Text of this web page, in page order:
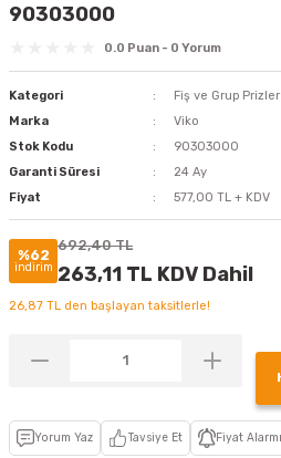
90303000
0.0 Puan - 0 Yorum
Kategori Fiş ve Grup Prizler
Marka
Viko
Stok Kodu
90303000
Garanti Süresi
24 Ay
Fiyat
577,00 TL + KDV
%62
indirim
692,40 TL
263,11 TL KDV Dahil
26,87 TL den başlayan taksitlerle!
Yorum Yaz Tavsiye Et Fiyat Alarmı